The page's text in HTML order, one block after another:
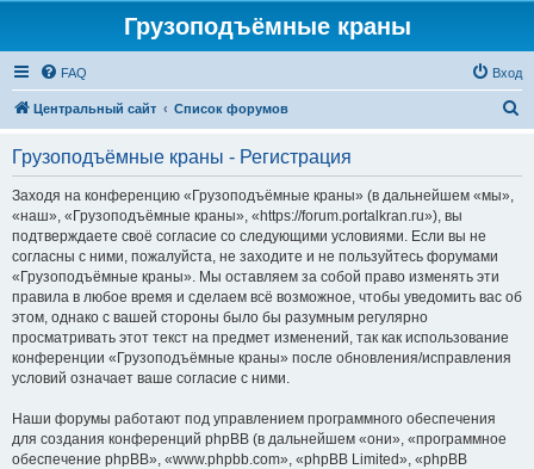
Грузоподъёмные краны
FAQ Вход
Центральный сайт Список форумов
Грузоподъёмные краны - Регистрация
Заходя на конференцию «Грузоподъёмные краны» (в дальнейшем «мы»,
«наш», «Грузоподъёмные краны», «https://forum.portalkran.ru»), вы
подтверждаете своё согласие со следующими условиями. Если вы не
согласны с ними, пожалуйста, не заходите и не пользуйтесь форумами
«Грузоподъёмные краны». Мы оставляем за собой право изменять эти
правила в любое время и сделаем всё возможное, чтобы уведомить вас об
этом, однако с вашей стороны было бы разумным регулярно
просматривать этот текст на предмет изменений, так как использование
конференции «Грузоподъёмные краны» после обновления/исправления
условий означает ваше согласие с ними.
Наши форумы работают под управлением программного обеспечения
для создания конференций phpBB (в дальнейшем «они», «программное
обеспечение phpBB», «www.phpbb.com», «phpBB Limited», «phpBB